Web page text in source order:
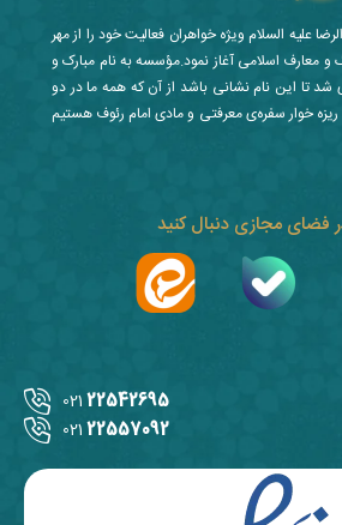
22542695
021
22557092
021
فضای مجازی دنبال کنید
علیه السلام ویژه خواهران فعالیت خود را از مهر
و معارف اسلامی آغاز نمود.مؤسسه به نام مبارک و
شد تا این نام نشانی باشد از آن که همه ما در دو
ریزه خوار سفره‌ی معرفتی و مادی امام رئوف هستیم